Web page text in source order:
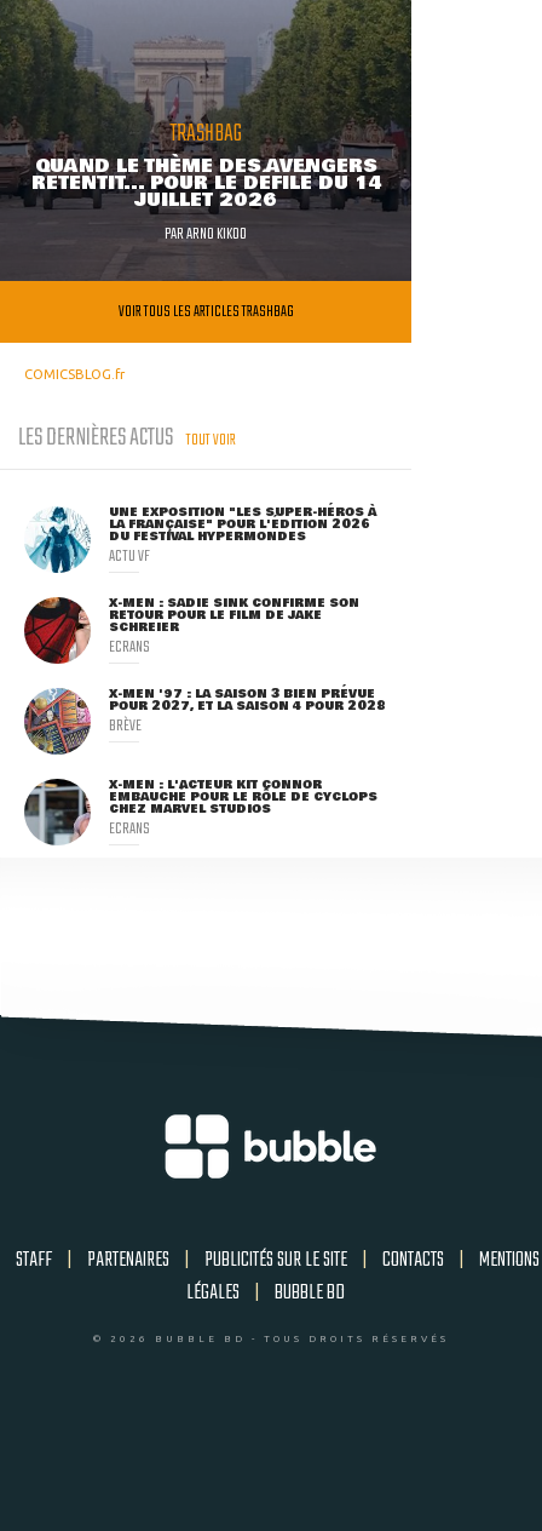
TRASHBAG
QUAND LE THÈME DES AVENGERS
RETENTIT... POUR LE DÉFILÉ DU 14
JUILLET 2026
PARARNO KIKOO
VOIR TOUS LES ARTICLES TRASHBAG
COMICSBLOG.fr
LES DERNIÈRES ACTUS TOUT VOIR
UNE EXPOSITION "LES SUPER-HÉROS À
LA FRANÇAISE" POUR L'ÉDITION 2026
DU FESTIVAL HYPERMONDES
ACTU VF
X-MEN : SADIE SINK CONFIRME SON
RETOUR POUR LE FILM DE JAKE
SCHREIER
ECRANS
X-MEN '97 : LA SAISON 3 BIEN PRÉVUE
POUR 2027, ET LA SAISON 4 POUR 2028
BRÈVE
X-MEN : L'ACTEUR KIT CONNOR
EMBAUCHÉ POUR LE RÔLE DE CYCLOPS
CHEZ MARVEL STUDIOS
ECRANS
STAFF | PARTENAIRES | PUBLICITÉS SUR LE SITE | CONTACTS | MENTIONS
LÉGALES | BUBBLE BD
© 2026 BUBBLE BD - TOUS DROITS RÉSERVÉS